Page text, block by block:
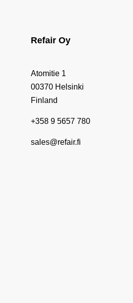
Refair Oy
Atomitie 1
00370 Helsinki
Finland
+358 9 5657 780
sales@refair.fi